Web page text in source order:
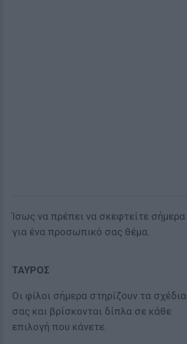
Ίσως να πρέπει να σκεφτείτε σήμερα
για ένα προσωπικό σας θέμα.
ΤΑΥΡΟΣ
Οι φίλοι σήμερα στηρίζουν τα σχέδια
σας και βρίσκονται δίπλα σε κάθε
επιλογή που κάνετε.